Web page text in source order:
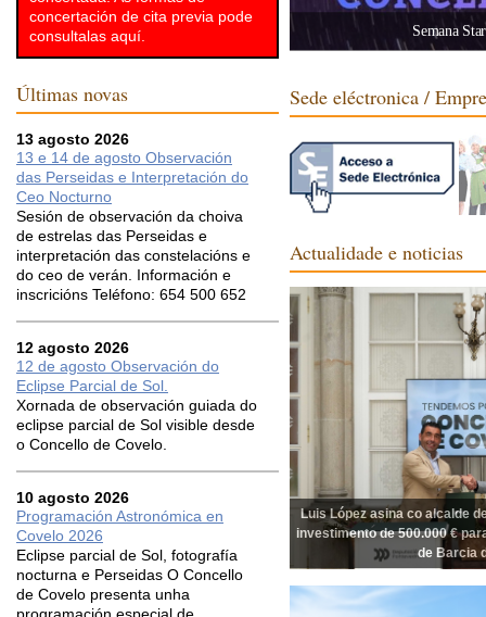
concertación de cita previa pode
consultalas aquí.
Últimas novas
13 agosto 2026
13 e 14 de agosto Observación
das Perseidas e Interpretación do
Ceo Nocturno
Sesión de observación da choiva
de estrelas das Perseidas e
interpretación das constelacións e
do ceo de verán. Información e
inscricións Teléfono: 654 500 652
12 agosto 2026
12 de agosto Observación do
Eclipse Parcial de Sol.
Xornada de observación guiada do
eclipse parcial de Sol visible desde
o Concello de Covelo.
10 agosto 2026
Programación Astronómica en
Covelo 2026
Eclipse parcial de Sol, fotografía
nocturna e Perseidas O Concello
de Covelo presenta unha
Semana
Sede eléctronica /
Actualidade e noticias
Luis López asina co alcalde
investimento de 500.000 €
de Barcia